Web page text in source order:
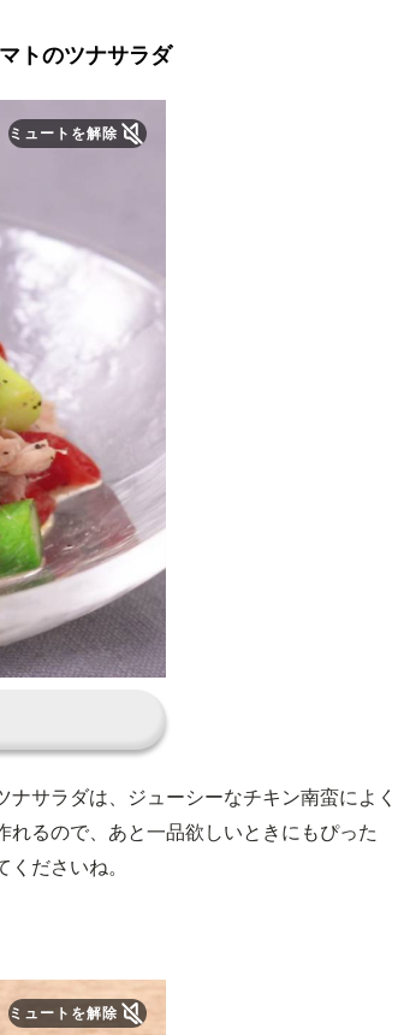
トのツナサラダ
ミュートを解除
サラダは、ジューシーなチキン南蛮によく
るので、あと一品欲しいときにもぴった
ださいね。
ミュートを解除